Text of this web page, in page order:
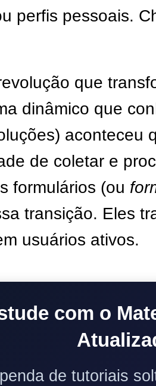
perfis pessoais.
que
dinâmico que
aconteceu
de coletar e
formulários (ou
transição. Eles
usuários ativos.
com o
de tutoriais